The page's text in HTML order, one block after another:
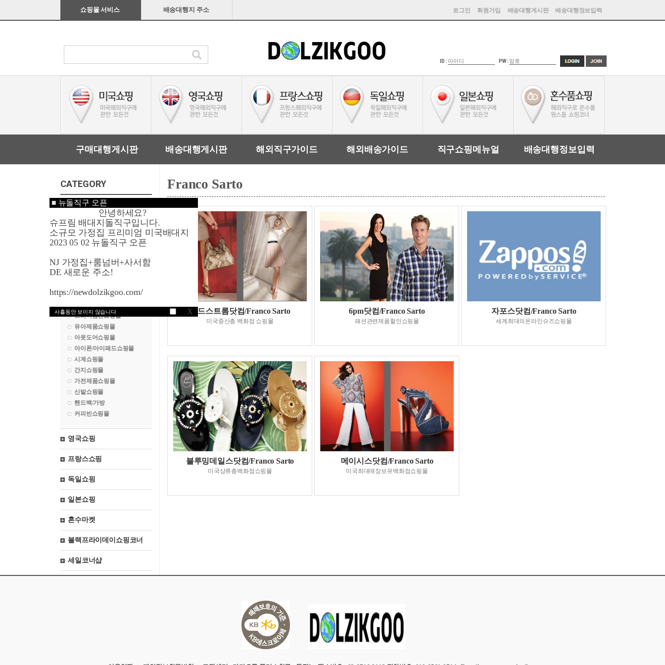
■ 뉴돌직구 오픈
안녕하세요?
슈프림 배대지돌직구입니다.
소규모 가정집 프리미엄 미국배대지
2023 05 02 뉴돌직구 오픈
NJ 가정집+룸넘버+사서함
DE 새로운 주소!
https://newdolzikgoo.com/
사흘동안 보이지 않습니다 X
쇼핑몰 서비스 배송대행지 주소 로그인 회원가입 배송대행게시판 배송대행정보입력
ID : PW :
구매대행게시판 배송대행게시판 해외직구가이드 해외배송가이드 직구쇼핑메뉴얼 배송대행정보입력
CATEGORY
미국쇼핑
명품쇼핑몰
수입차구매대행
화장품쇼핑몰
악세서리쇼핑몰
속옷쇼핑몰
프리미엄진쇼핑몰
유아제품쇼핑몰
아웃도어쇼핑몰
아이폰/아이패드쇼핑몰
시계쇼핑몰
간지쇼핑몰
가전제품쇼핑몰
신발쇼핑몰
핸드백/가방
커피빈쇼핑몰
영국쇼핑
프랑스쇼핑
독일쇼핑
일본쇼핑
혼수마켓
블랙프라이데이쇼핑코너
세일코너샵
Franco Sarto
노드스트롬닷컴/Franco Sarto
미국중산층 백화점 쇼핑몰
6pm닷컴/Franco Sarto
패션관련제품할인쇼핑몰
자포스닷컴/Franco Sarto
세계최대의온라인슈즈쇼핑몰
블루밍데일스닷컴/Franco Sarto
미국상류층백화점쇼핑몰
메이시스닷컴/Franco Sarto
미국최대매장보유백화점쇼핑몰